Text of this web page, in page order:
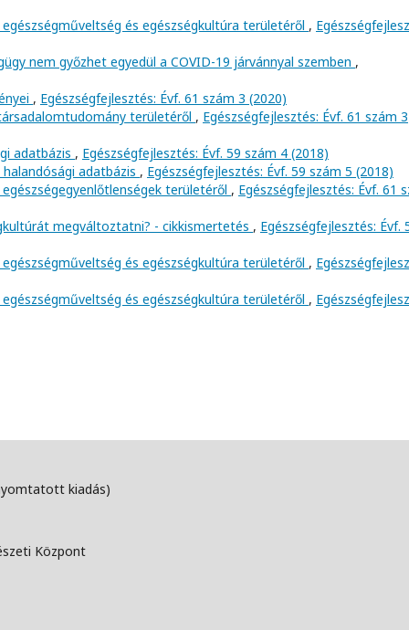
és egészségkultúra területéről ,
nem győzhet egyedül a COVID-19 járvánnyal szemben ,
, Egészségfejlesztés: Évf. 61 szám 3 (2020)
területéről , Egészségfejlesztés: Évf. 61 szám 3
adatbázis , Egészségfejlesztés: Évf. 59 szám 4 (2018)
adatbázis , Egészségfejlesztés: Évf. 59 szám 5 (2018)
területéről , Egészségfejlesztés: Évf. 61
megváltoztatni? - cikkismertetés , Egészségfejlesztés: Évf.
és egészségkultúra területéről ,
és egészségkultúra területéről ,
kiadás)
Központ